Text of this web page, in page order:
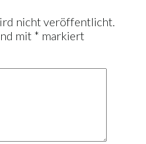
nicht veröffentlicht.
mit * markiert